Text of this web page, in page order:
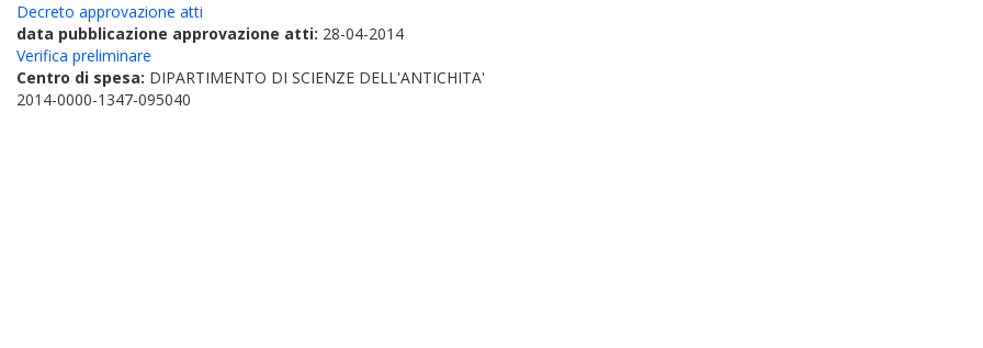
Decreto approvazione atti
data pubblicazione approvazione atti: 28-04-2014
Verifica preliminare
Centro di spesa: DIPARTIMENTO DI SCIENZE DELL'ANTICHITA'
2014-0000-1347-095040